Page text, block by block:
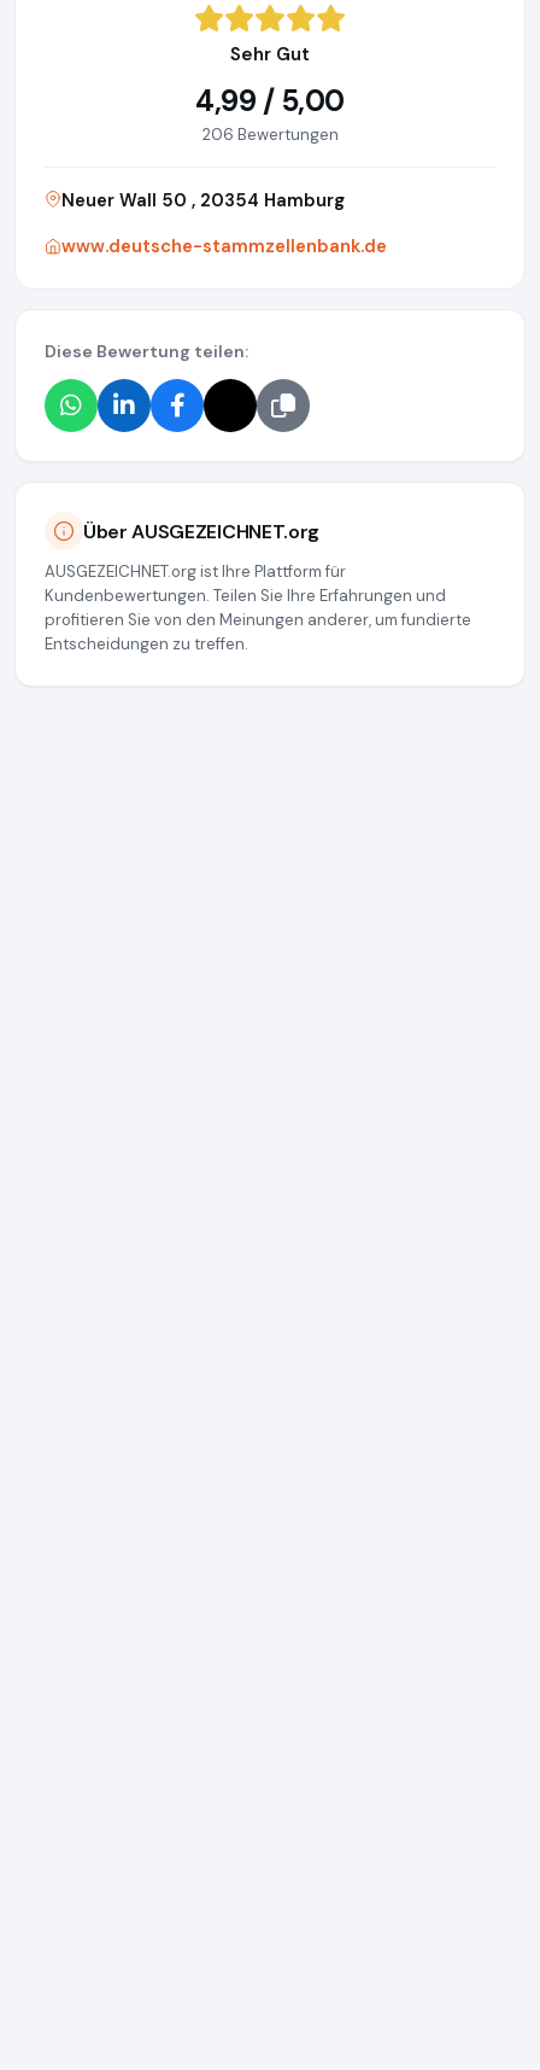
Sehr Gut
4,99 / 5,00
206 Bewertungen
Neuer Wall 50 , 20354 Hamburg
www.deutsche-stammzellenbank.de
Diese Bewertung teilen:
Über AUSGEZEICHNET.org
AUSGEZEICHNET.org ist Ihre Plattform für
Kundenbewertungen. Teilen Sie Ihre Erfahrungen und
profitieren Sie von den Meinungen anderer, um fundierte
Entscheidungen zu treffen.